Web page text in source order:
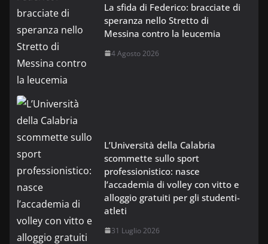
La sfida di Federico: bracciate di
speranza nello Stretto di
Messina contro la leucemia
4 Agosto 2026
L’Università della Calabria
scommette sullo sport
professionistico: nasce
l’accademia di volley con vitto e
alloggio gratuiti per gli studenti-
atleti
31 Luglio 2026